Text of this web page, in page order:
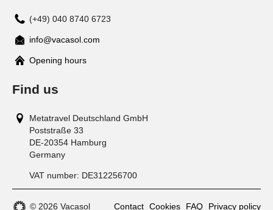
(+49) 040 8740 6723
info@vacasol.com
Opening hours
Find us
Metatravel Deutschland GmbH
Poststraße 33
DE-20354 Hamburg
Germany
VAT number: DE312256700
© 2026 Vacasol Contact Cookies FAQ Privacy policy